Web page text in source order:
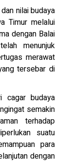
nilai budaya
Timur melalui
dengan Balai
menunjuk
merawat
tersebar di
cagar budaya
semakin
terhadap
suatu
para
dengan